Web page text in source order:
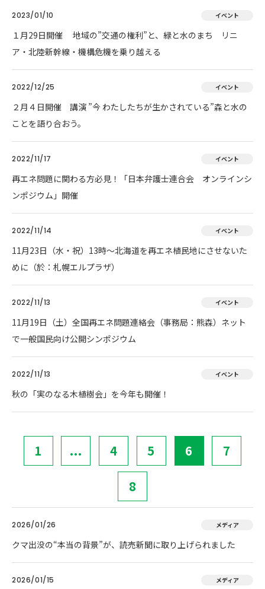
2023/01/10 イベント
１月29日開催 地域の”交通の権利”と、緑と水のまち リニ
ア・北陸新幹線・機構危機を乗り越える
2022/12/25 イベント
２月４日開催 講演 ”今 わたしたちが生かされている”森と水の
ことを語り合おう。
2022/11/17 イベント
再エネ問題に関わる方必見！「日本弁護士連合会 オンラインシ
ンポジウム」開催
2022/11/14 イベント
11月23日（水・祝）13時～北海道を再エネ植民地にさせないた
めに（於：札幌エルプラザ）
2022/11/13 イベント
11月19日（土）全国再エネ問題連絡会（事務局：熊森）ネット
で一般国民向け公開シンポジウム
2022/11/13 イベント
秋の「実のなる木植樹会」を今年も開催！
1 ... 4 5 6 7
8
2026/01/26 メディア
クマ出没の“本当の背景”が、読売新聞に取り上げられました
2026/01/15 メディア